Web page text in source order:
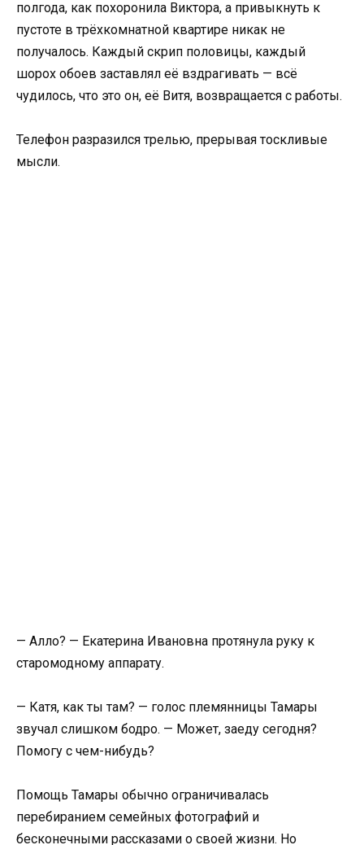
полгода, как похоронила Виктора, а привыкнуть к
пустоте в трёхкомнатной квартире никак не
получалось. Каждый скрип половицы, каждый
шорох обоев заставлял её вздрагивать — всё
чудилось, что это он, её Витя, возвращается с работы.
Телефон разразился трелью, прерывая тоскливые
мысли.
— Алло? — Екатерина Ивановна протянула руку к
старомодному аппарату.
— Катя, как ты там? — голос племянницы Тамары
звучал слишком бодро. — Может, заеду сегодня?
Помогу с чем-нибудь?
Помощь Тамары обычно ограничивалась
перебиранием семейных фотографий и
бесконечными рассказами о своей жизни. Но